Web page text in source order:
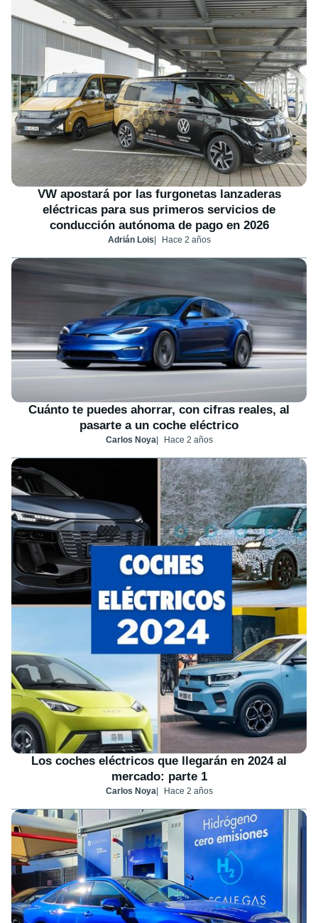
VW apostará por las furgonetas lanzaderas
eléctricas para sus primeros servicios de
conducción autónoma de pago en 2026
Adrián Lois Hace 2 años
Cuánto te puedes ahorrar, con cifras reales, al
pasarte a un coche eléctrico
Carlos Noya Hace 2 años
Los coches eléctricos que llegarán en 2024 al
mercado: parte 1
Carlos Noya Hace 2 años